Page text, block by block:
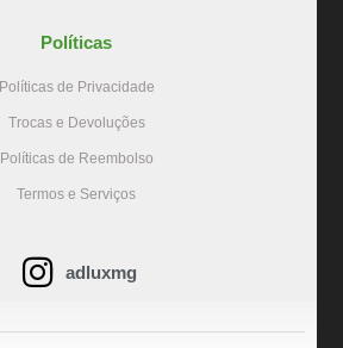
Políticas
Políticas de Privacidade
Trocas e Devoluções
Políticas de Reembolso
Termos e Serviços
adluxmg